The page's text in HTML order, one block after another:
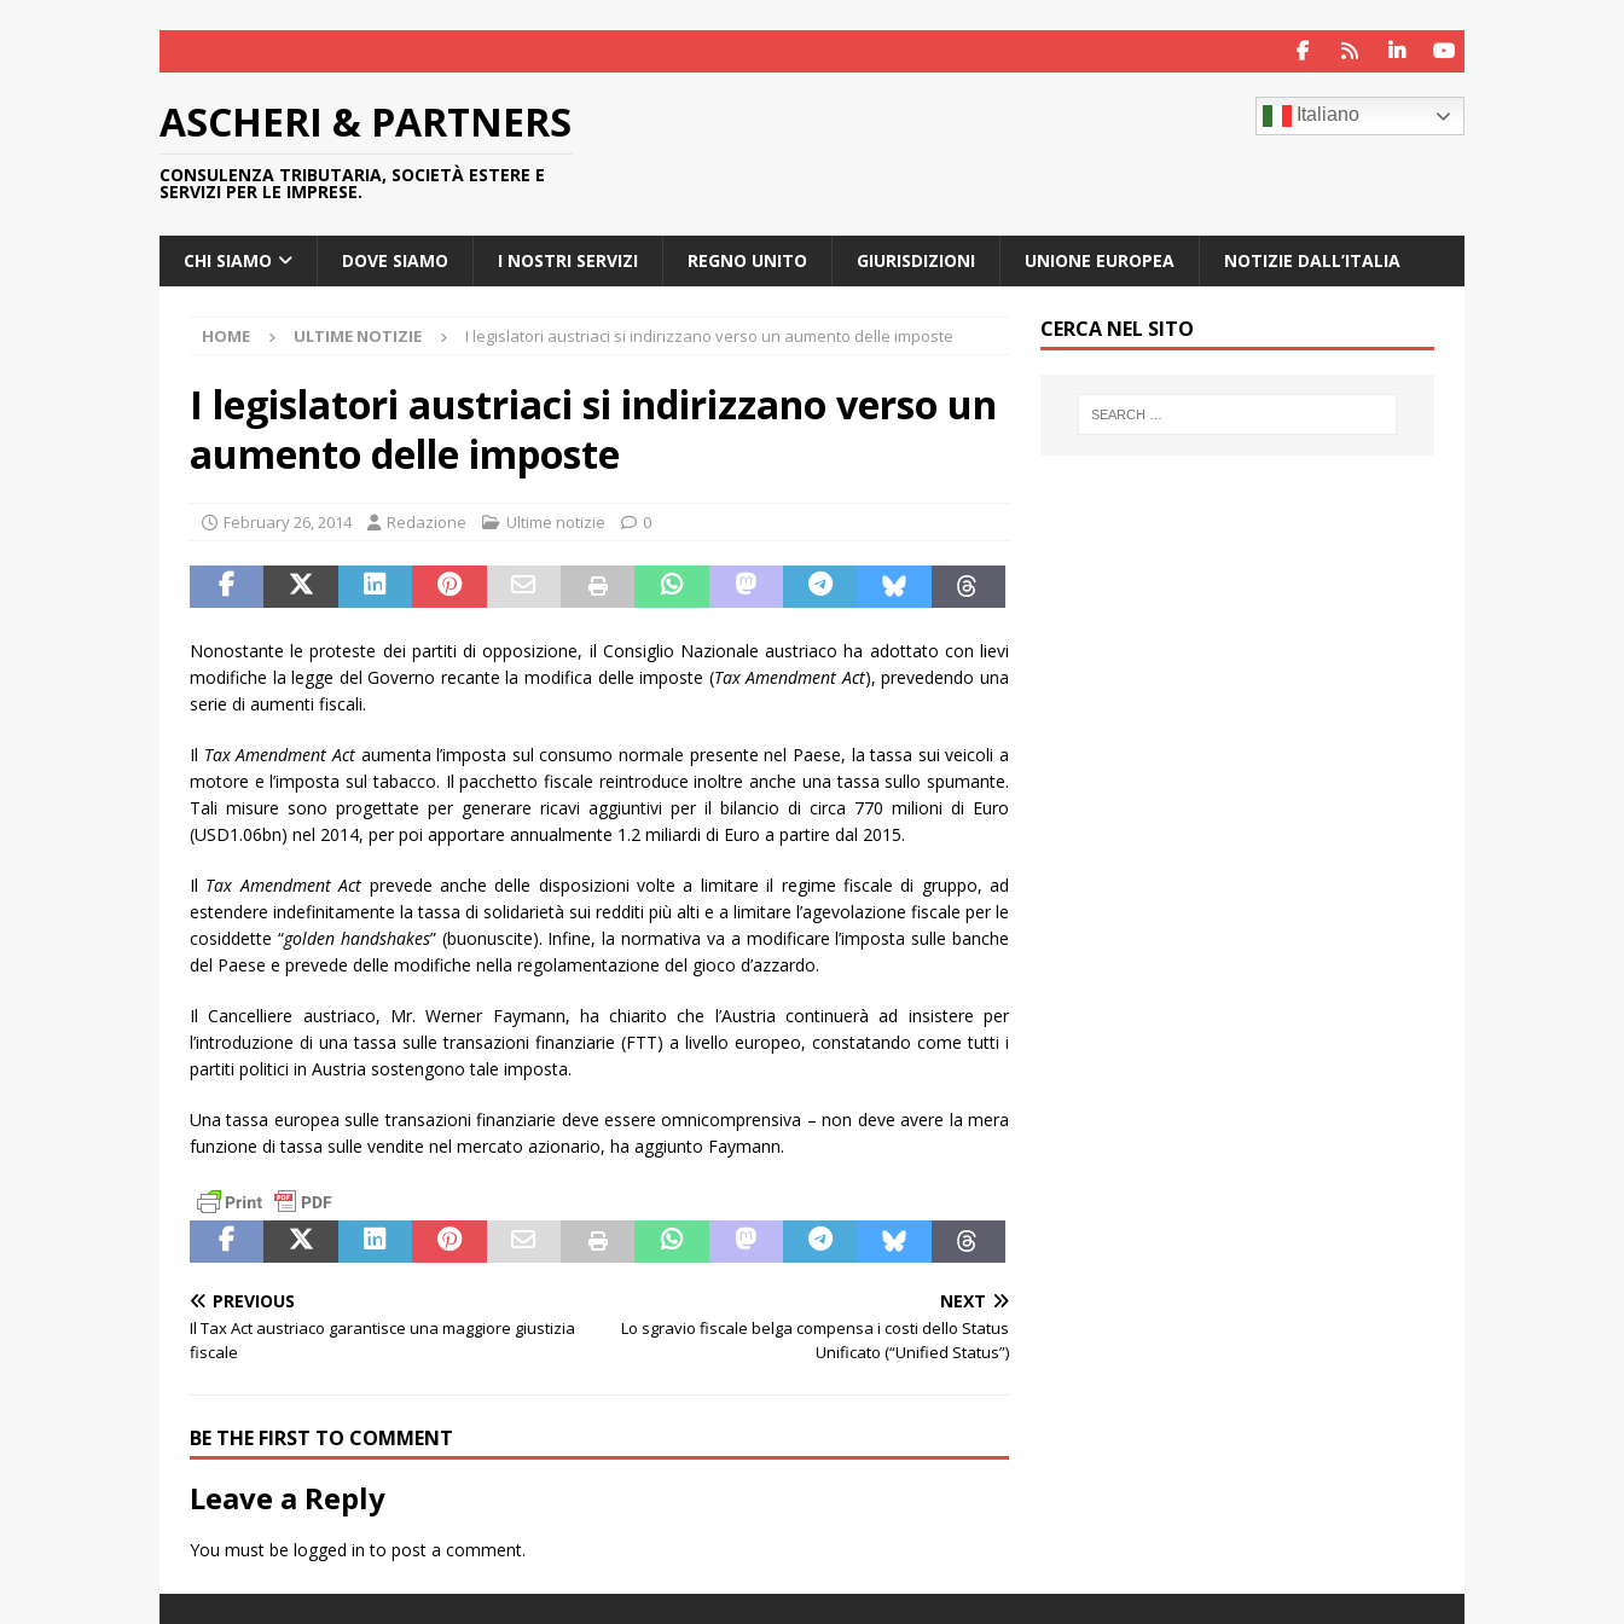
ASCHERI & PARTNERS
CONSULENZA TRIBUTARIA, SOCIETÀ ESTERE E
SERVIZI PER LE IMPRESE.
Italiano
CHI SIAMO DOVE SIAMO I NOSTRI SERVIZI REGNO UNITO GIURISDIZIONI UNIONE EUROPEA NOTIZIE DALL’ITALIA
HOME ULTIME NOTIZIE I legislatori austriaci si indirizzano verso un aumento delle imposte
I legislatori austriaci si indirizzano verso un
aumento delle imposte
February 26, 2014 Redazione Ultime notizie 0
Nonostante le proteste dei partiti di opposizione, il Consiglio Nazionale austriaco ha adottato con lievi
modifiche la legge del Governo recante la modifica delle imposte (Tax Amendment Act), prevedendo una
serie di aumenti fiscali.
Il Tax Amendment Actaumenta l’imposta sul consumo normale presente nel Paese, la tassa sui veicoli a
motore e l’imposta sul tabacco. Il pacchetto fiscale reintroduce inoltre anche una tassa sullo spumante.
Tali misure sono progettate per generare ricavi aggiuntivi per il bilancio di circa 770 milioni di Euro
(USD1.06bn) nel 2014, per poi apportare annualmente 1.2 miliardi di Euro a partire dal 2015.
Il Tax Amendment Act prevede anche delle disposizioni volte a limitare il regime fiscale di gruppo, ad
estendere indefinitamente la tassa di solidarietà sui redditi più alti e a limitare l’agevolazione fiscale per le
cosiddette “golden handshakes” (buonuscite). Infine, la normativa va a modificare l’imposta sulle banche
del Paese e prevede delle modifiche nella regolamentazione del gioco d’azzardo.
Il Cancelliere austriaco, Mr. Werner Faymann, ha chiarito che l’Austria continuerà ad insistere per
l’introduzione di una tassa sulle transazioni finanziarie (FTT) a livello europeo, constatando come tutti i
partiti politici in Austria sostengono tale imposta.
Una tassa europea sulle transazioni finanziarie deve essere omnicomprensiva – non deve avere la mera
funzione di tassa sulle vendite nel mercato azionario, ha aggiunto Faymann.
PREVIOUS
Il Tax Act austriaco garantisce una maggiore giustizia
fiscale
NEXT
Lo sgravio fiscale belga compensa i costi dello Status
Unificato (“Unified Status”)
BE THE FIRST TO COMMENT
Leave a Reply
You must be logged in to post a comment.
CERCA NEL SITO